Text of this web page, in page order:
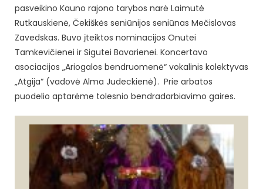
pasveikino Kauno rajono tarybos narė Laimutė
Rutkauskienė, Čekiškės seniūnijos seniūnas Mečislovas
Zavedskas. Buvo įteiktos nominacijos Onutei
Tamkevičienei ir Sigutei Bavarienei. Koncertavo
asociacijos „Ariogalos bendruomenė“ vokalinis kolektyvas
„Atgija“ (vadovė Alma Judeckienė). Prie arbatos
puodelio aptarėme tolesnio bendradarbiavimo gaires.